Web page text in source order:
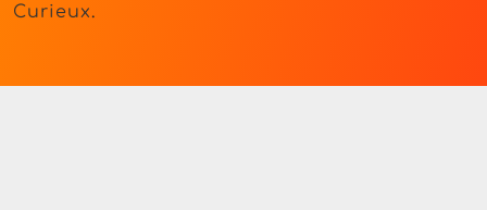
Curieux.